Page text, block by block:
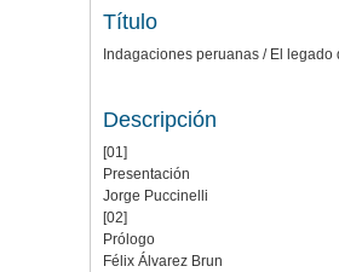
Título
Indagaciones peruanas / El legado
Descripción
[01]
Presentación
Jorge Puccinelli
[02]
Prólogo
Félix Álvarez Brun